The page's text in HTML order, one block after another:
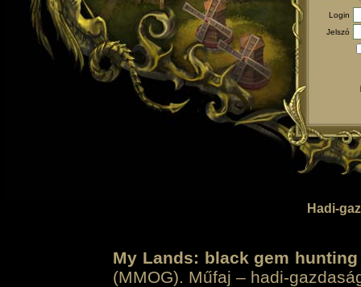
Login
Jelszó
Hadi-
My Lands: black gem hunting
(MMOG). Műfaj – hadi-